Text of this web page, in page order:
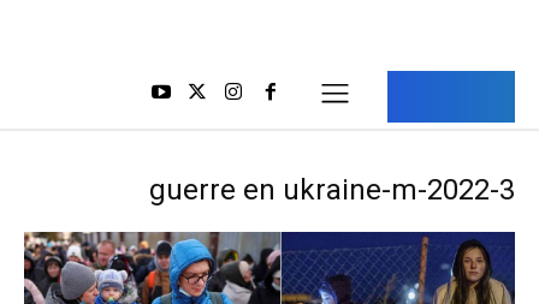
guerre en ukraine-m-2022-3